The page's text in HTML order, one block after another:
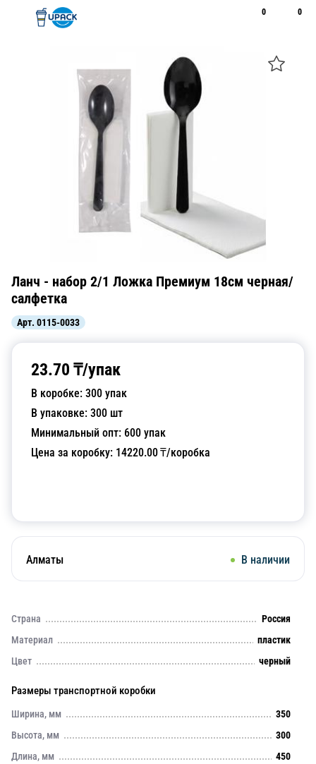
0 0
Ланч - набор 2/1 Ложка Премиум 18см черная/
салфетка
Арт. 0115-0033
23.70 ₸/упак
В коробке: 300 упак
В упаковке: 300 шт
Минимальный опт: 600 упак
Цена за коробку: 14220.00₸/коробка
Алматы В наличии
Страна
Россия
Материал
пластик
Цвет
черный
Размеры транспортной коробки
Ширина, мм
350
Высота, мм
300
Длина, мм
450